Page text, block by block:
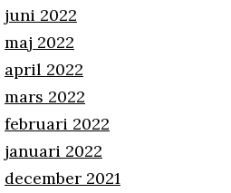
juni 2022
maj 2022
april 2022
mars 2022
februari 2022
januari 2022
december 2021